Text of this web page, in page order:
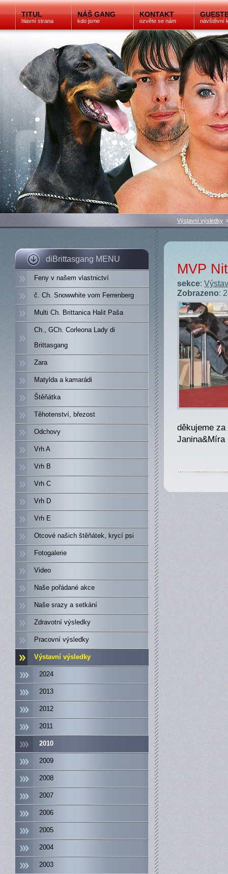
TITUL
hlavní strana
NÁŠ GANG
kdo jsme
KONTAKT
ozvěte se nám návštěvní
diBrittasgang MENU
Feny v našem vlastnictví
č. Ch. Snowwhite vom Ferrenberg
Multi Ch. Brittanica Halit Paša
Ch., GCh. Corleona Lady di
Brittasgang
Zara
Matylda a kamarádi
Štěňátka
Těhotenství, březost
Odchovy
Vrh A
Vrh B
Vrh C
Vrh D
Vrh E
Otcové našich štěňátek, krycí psi
Fotogalerie
Video
Naše pořádané akce
Naše srazy a setkání
Zdravotní výsledky
Pracovní výsledky
Výstavní výsledky
2024
2013
2012
2011
2010
2009
2008
2007
2006
2005
2004
2003
Výstavní výsledky
MVP
sekce:
Zobrazeno:
děkujeme
Janina&Míra